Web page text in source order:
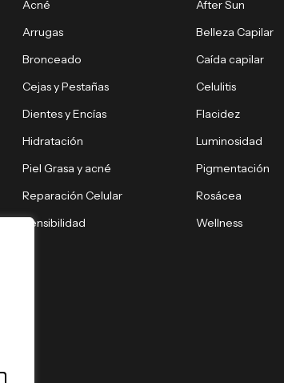
Acné
After Sun
Arrugas
Belleza Capilar
Bronceado
Caída capilar
Cejas y Pestañas
Celulitis
Dientes y Encías
Flacidez
Hidratación
Luminosidad
Piel Grasa y acné
Pigmentación
Reparación Celular
Rosácea
Sensibilidad
Wellness